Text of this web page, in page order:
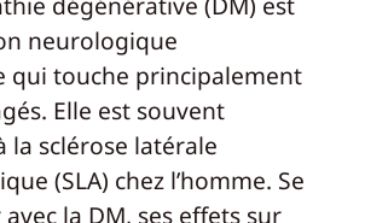
neurologique
qui touche principalement
Elle est souvent
la sclérose latérale
(SLA) chez l’homme. Se
la DM, ses effets sur